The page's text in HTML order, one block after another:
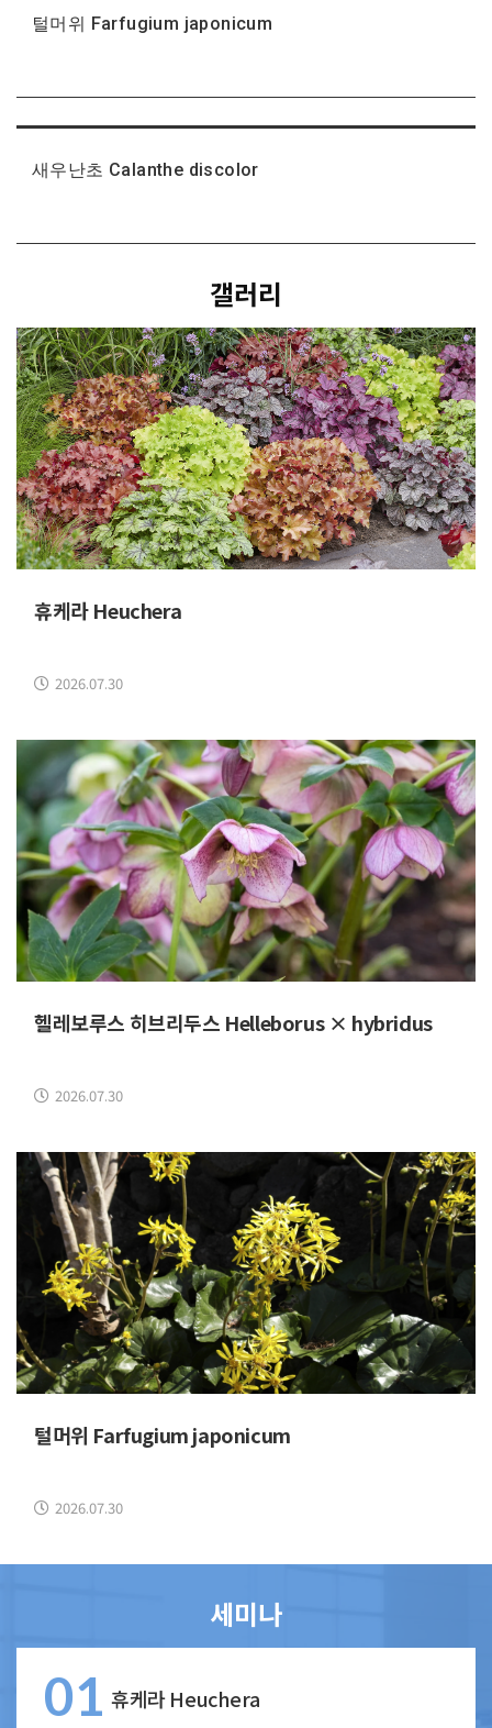
털머위 Farfugium japonicum
새우난초 Calanthe discolor
갤러리
휴케라 Heuchera
2026.07.30
헬레보루스 히브리두스 Helleborus × hybridus
2026.07.30
털머위 Farfugium japonicum
2026.07.30
세미나
01 휴케라 Heuchera